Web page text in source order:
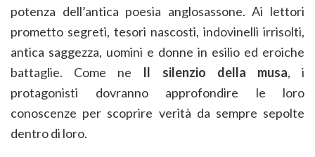
potenza dell’antica poesia anglosassone. Ai lettori
prometto segreti, tesori nascosti, indovinelli irrisolti,
antica saggezza, uomini e donne in esilio ed eroiche
battaglie. Come ne Il silenzio della musa, i
protagonisti dovranno approfondire le loro
conoscenze per scoprire verità da sempre sepolte
dentro di loro.